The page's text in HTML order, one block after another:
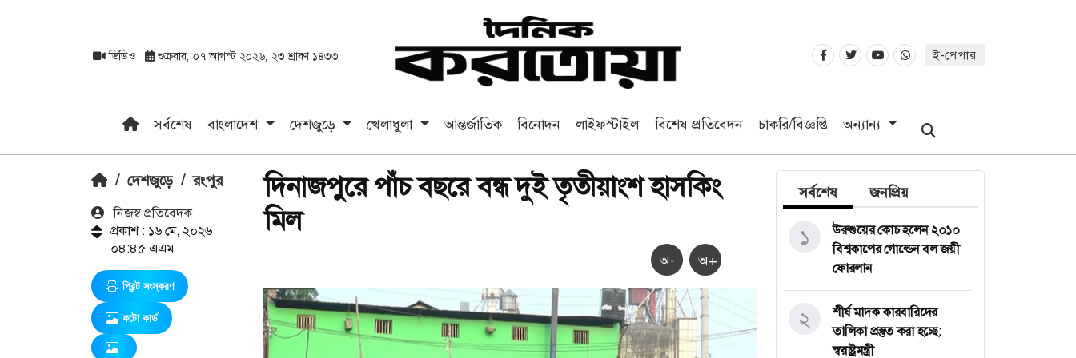
ভিডিও শুক্রবার, ০৭ আগস্ট ২০২৬, ২৩ শ্রাবণ ১৪৩৩ ই-পেপার
সর্বশেষ বাংলাদেশ দেশজুড়ে খেলাধুলা আন্তর্জাতিক বিনোদন লাইফস্টাইল বিশেষ প্রতিবেদন চাকরি/বিজ্ঞপ্তি অন্যান্য
/ দেশজুড়ে / রংপুর
নিজস্ব প্রতিবেদক
প্রকাশ : ১৬ মে, ২০২৬
০৪:৪৫ এএম
প্রিন্ট সংস্করণ
ফটো কার্ড
দিনাজপুরে পাঁচ বছরে বন্ধ দুই তৃতীয়াংশ হাসকিং
মিল
অ- অ+
সর্বশেষ জনপ্রিয়
উরুগুয়ের কোচ হলেন ২০১০
বিশ্বকাপের গোল্ডেন বল জয়ী
ফোরলান
১
শীর্ষ মাদক কারবারিদের
তালিকা প্রস্তুত করা হচ্ছে:
স্বরাষ্ট্রমন্ত্রী
২